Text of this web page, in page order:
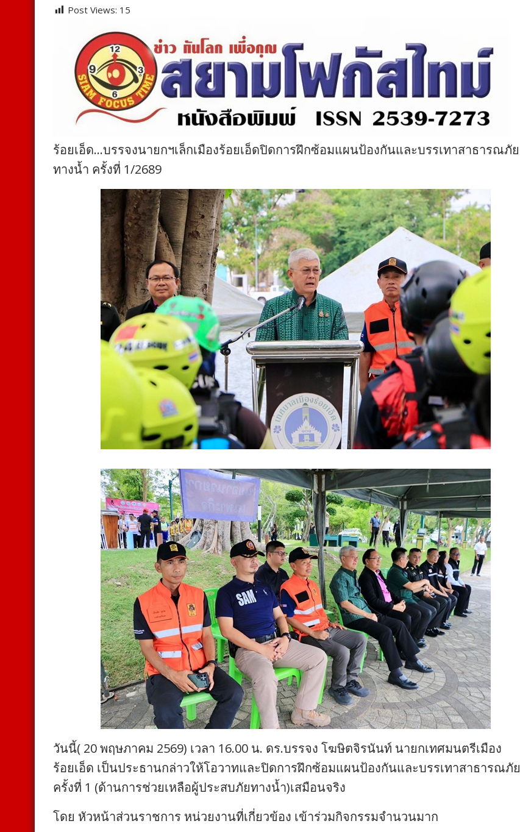
Post Views: 15
ร้อยเอ็ด…บรรจงนายกฯเล็กเมืองร้อยเอ็ดปิดการฝึกซ้อมแผนป้องกันและบรรเทาสาธารณภัย
ทางน้ำ ครั้งที่ 1/2689
วันนี้( 20 พฤษภาคม 2569) เวลา 16.00 น. ดร.บรรจง โฆษิตจิรนันท์ นายกเทศมนตรีเมือง
ร้อยเอ็ด เป็นประธานกล่าวให้โอวาทและปิดการฝึกซ้อมแผนป้องกันและบรรเทาสาธารณภัย
ครั้งที่ 1 (ด้านการช่วยเหลือผู้ประสบภัยทางน้ำ)เสมือนจริง
โดย หัวหน้าส่วนราชการ หน่วยงานที่เกี่ยวข้อง เข้าร่วมกิจกรรมจำนวนมาก